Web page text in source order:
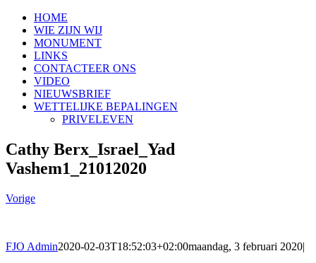
HOME
WIE ZIJN WIJ
MONUMENT
LINKS
CONTACTEER ONS
VIDEO
NIEUWSBRIEF
WETTELIJKE BEPALINGEN
PRIVELEVEN
Cathy Berx_Israel_Yad
Vashem1_21012020
Vorige
FJO Admin2020-02-03T18:52:03+02:00maandag, 3 februari 2020|